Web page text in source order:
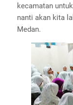
kecamatan
nanti akan kita
Medan.